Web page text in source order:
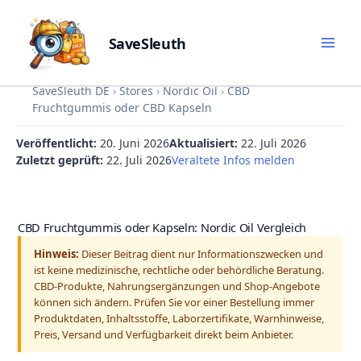
content
SaveSleuth
SaveSleuth DE › Stores › Nordic Oil › CBD
Fruchtgummis oder CBD Kapseln
Veröffentlicht: 20. Juni 2026Aktualisiert: 22. Juli 2026
Zuletzt geprüft: 22. Juli 2026Veraltete Infos melden
CBD Fruchtgummis oder Kapseln: Nordic Oil Vergleich
Hinweis: Dieser Beitrag dient nur Informationszwecken und
ist keine medizinische, rechtliche oder behördliche Beratung.
CBD-Produkte, Nahrungsergänzungen und Shop-Angebote
können sich ändern. Prüfen Sie vor einer Bestellung immer
Produktdaten, Inhaltsstoffe, Laborzertifikate, Warnhinweise,
Preis, Versand und Verfügbarkeit direkt beim Anbieter.